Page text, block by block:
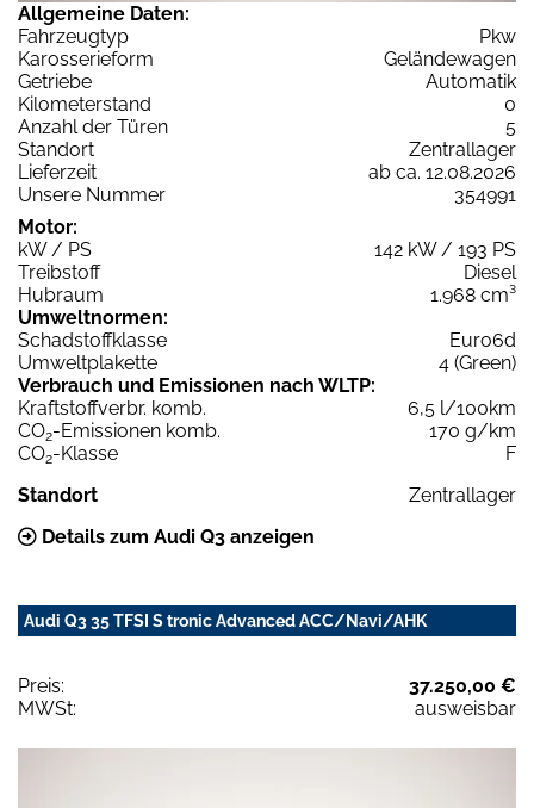
Allgemeine Daten:
Fahrzeugtyp
Pkw
Karosserieform
Geländewagen
Getriebe
Automatik
Kilometerstand
0
Anzahl der Türen
5
Standort
Zentrallager
Lieferzeit
ab ca. 12.08.2026
Unsere Nummer
354991
Motor:
kW / PS
142 kW / 193 PS
Treibstoff
Diesel
Hubraum
1.968 cm³
Umweltnormen:
Schadstoffklasse
Euro6d
Umweltplakette
4 (Green)
Verbrauch und Emissionen nach WLTP:
Kraftstoffverbr. komb.
6,5 l/100km
CO2-Emissionen komb.
170 g/km
CO2-Klasse
F
Standort
Zentrallager
Details zum Audi Q3 anzeigen
Audi Q3 35 TFSI S tronic Advanced ACC/Navi/AHK
Preis:
37.250,00 €
MWSt:
ausweisbar